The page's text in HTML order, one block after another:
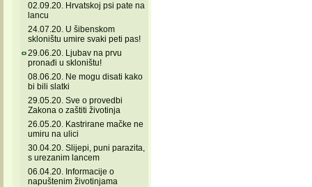
02.09.20. Hrvatskoj psi pate na
lancu
24.07.20. U šibenskom
skloništu umire svaki peti pas!
29.06.20. Ljubav na prvu
pronađi u skloništu!
08.06.20. Ne mogu disati kako
bi bili slatki
29.05.20. Sve o provedbi
Zakona o zaštiti životinja
26.05.20. Kastrirane mačke ne
umiru na ulici
30.04.20. Slijepi, puni parazita,
s urezanim lancem
06.04.20. Informacije o
napuštenim životinjama